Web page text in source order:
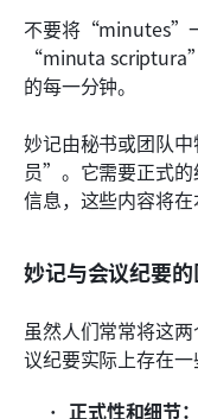
不要将“minutes”
“minuta
的每一分钟。
妙记由秘书或团队
员”。它需要正式的
信息，这些内容将在
妙记与会议纪要
虽然人们常常将这
议纪要实际上存在一
正式性和细节